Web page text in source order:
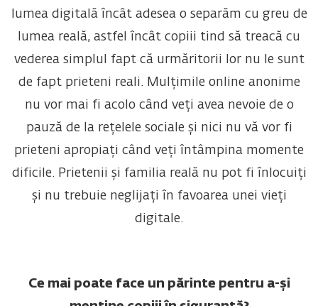
lumea digitală încât adesea o separăm cu greu de
lumea reală, astfel încât copiii tind să treacă cu
vederea simplul fapt că urmăritorii lor nu le sunt
de fapt prieteni reali. Mulțimile online anonime
nu vor mai fi acolo când veți avea nevoie de o
pauză de la rețelele sociale și nici nu vă vor fi
prieteni apropiați când veți întâmpina momente
dificile. Prietenii și familia reală nu pot fi înlocuiți
și nu trebuie neglijați în favoarea unei vieți
digitale.
Ce mai poate face un părinte pentru a-și